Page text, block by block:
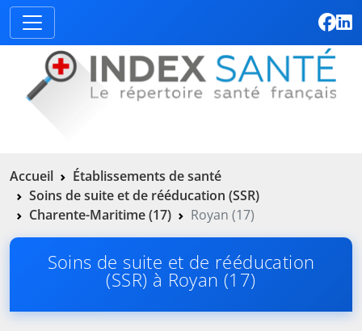
Accueil
Établissements de santé
Soins de suite et de rééducation (SSR)
Charente-Maritime (17)
Royan (17)
Soins de suite et de rééducation
(SSR) à Royan (17)